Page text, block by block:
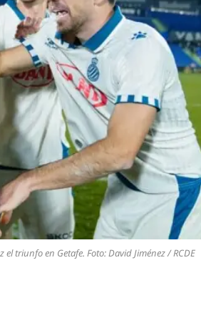
triunfo en Getafe. Foto: David Jiménez / RCDE